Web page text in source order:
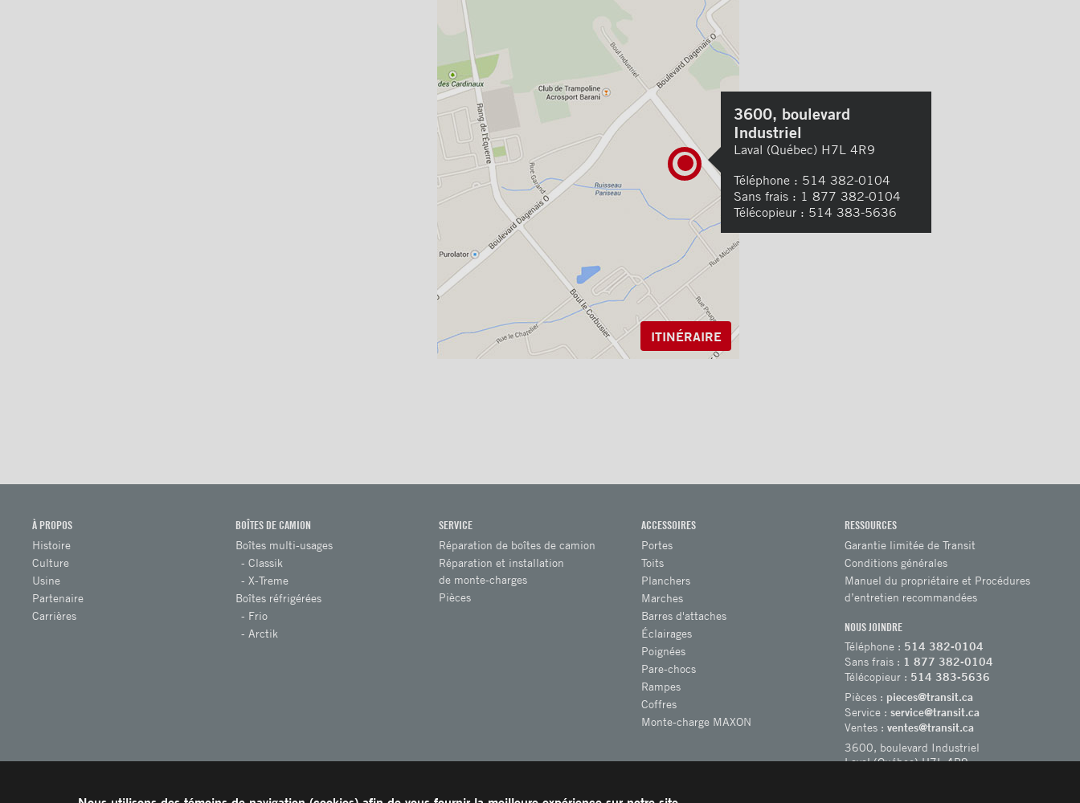
ITINÉRAIRE
3600, boulevard
Industriel
Laval (Québec) H7L 4R9
Téléphone : 514 382-0104
Sans frais : 1 877 382-0104
Télécopieur : 514 383-5636
À PROPOS
Histoire
Culture
Usine
Partenaire
Carrières
BOÎTES DE CAMION
Boîtes multi-usages
Classik
X-Treme
Boîtes réfrigérées
Frio
Arctik
SERVICE
Réparation de boîtes de camion
Réparation et installation
de monte-charges
Pièces
ACCESSOIRES
Portes
Toits
Planchers
Marches
Barres d'attaches
Éclairages
Poignées
Pare-chocs
Rampes
Coffres
Monte-charge MAXON
RESSOURCES
Garantie limitée de Transit
Conditions générales
Manuel du propriétaire et Procédures
d’entretien recommandées
NOUS JOINDRE
Téléphone : 514 382-0104
Sans frais : 1 877 382-0104
Télécopieur : 514 383-5636
Pièces : pieces@transit.ca
Service :service@transit.ca
Ventes :ventes@transit.ca
3600, boulevard Industriel
Laval (Québec) H7L 4R9